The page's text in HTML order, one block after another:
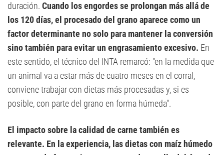
duración. Cuando los engordes se prolongan más allá de
los 120 días, el procesado del grano aparece como un
factor determinante no solo para mantener la conversión
sino también para evitar un engrasamiento excesivo. En
este sentido, el técnico del INTA remarcó: "en la medida que
un animal va a estar más de cuatro meses en el corral,
conviene trabajar con dietas más procesadas y, si es
posible, con parte del grano en forma húmeda".
El impacto sobre la calidad de carne también es
relevante. En la experiencia, las dietas con maíz húmedo